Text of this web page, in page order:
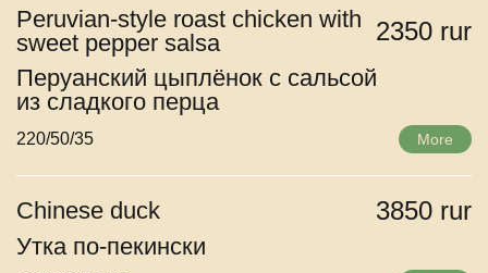
Peruvian-style roast chicken with
sweet pepper salsa
2350 rur
Перуанский цыплёнок с сальсой
из сладкого перца
220/50/35 More
Chinese duck 3850 rur
Утка по-пекински